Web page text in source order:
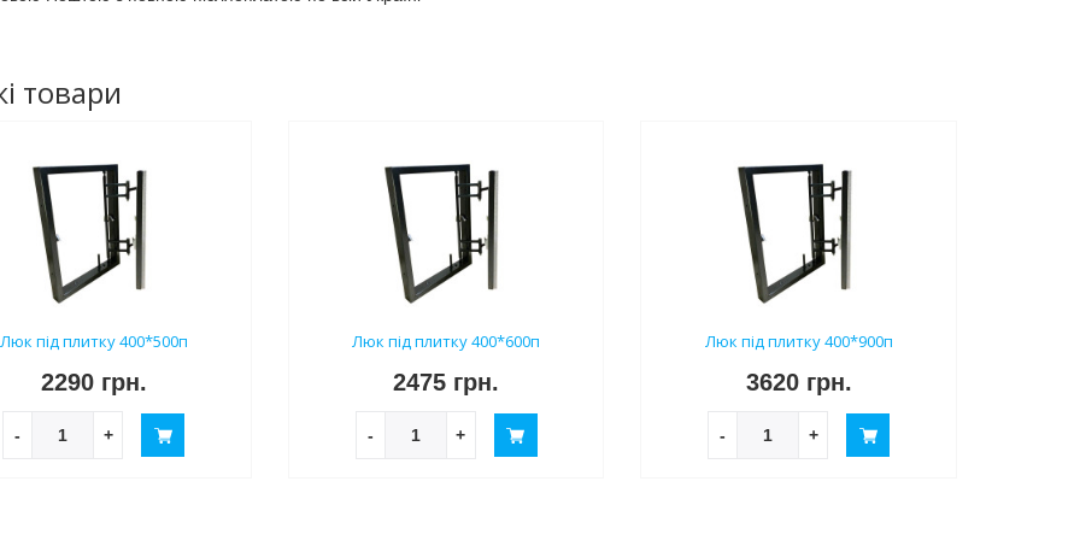
товари
Люк під плитку 400*500п
2290 грн.
- +
Люк під плитку 400*600п
2475 грн.
- +
Люк під плитку 400*900п
3620 грн.
- +